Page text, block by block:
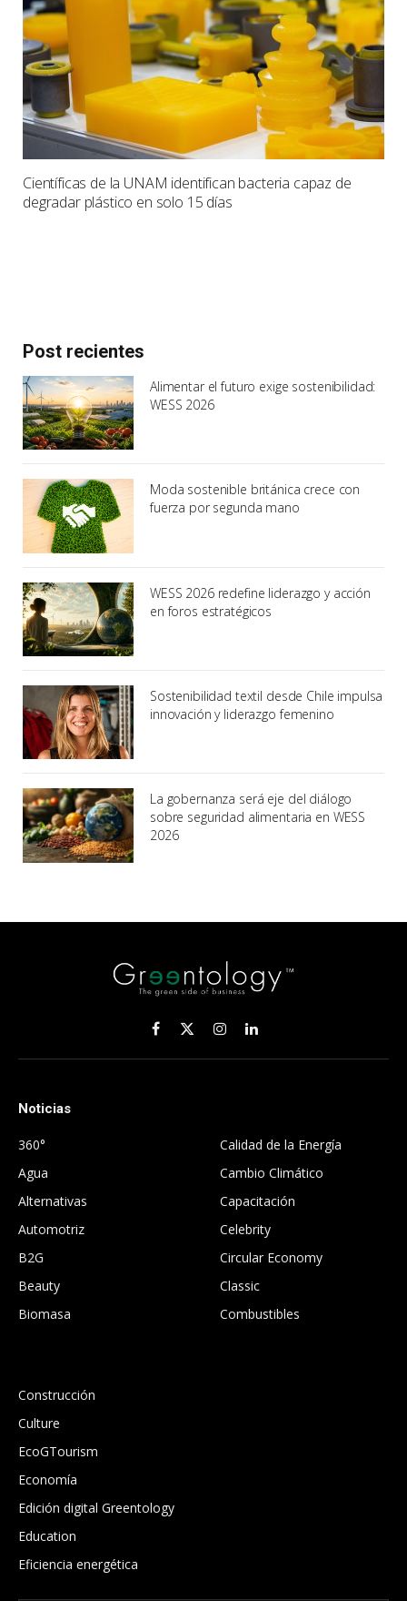
Científicas de la UNAM identifican bacteria capaz de
degradar plástico en solo 15 días
Post recientes
Alimentar el futuro exige sostenibilidad:
WESS 2026
Moda sostenible británica crece con
fuerza por segunda mano
WESS 2026 redefine liderazgo y acción
en foros estratégicos
Sostenibilidad textil desde Chile impulsa
innovación y liderazgo femenino
La gobernanza será eje del diálogo
sobre seguridad alimentaria en WESS
2026
Facebook
X
(Twitter)
InstagramLinkedIn
Noticias
360°
Agua
Alternativas
Automotriz
B2G
Beauty
Biomasa
Calidad de la Energía
Cambio Climático
Capacitación
Celebrity
Circular Economy
Classic
Combustibles
Construcción
Culture
EcoGTourism
Economía
Edición digital Greentology
Education
Eficiencia energética